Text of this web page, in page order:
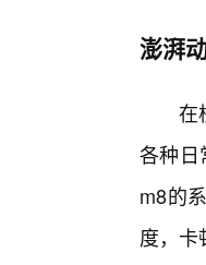
澎湃
在
各种日
m8的
度，卡